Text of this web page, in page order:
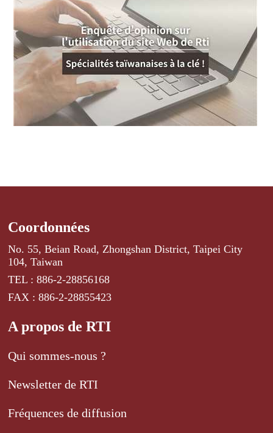
Coordonnées
No. 55, Beian Road, Zhongshan District, Taipei City
104, Taiwan
TEL : 886-2-28856168
FAX : 886-2-28855423
A propos de RTI
Qui sommes-nous ?
Newsletter de RTI
Fréquences de diffusion